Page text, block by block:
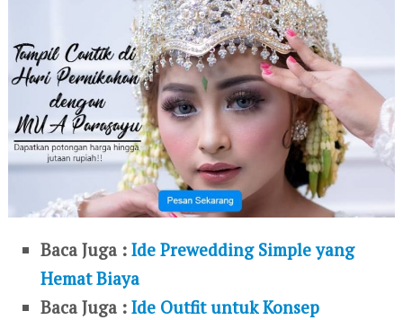
Baca Juga :Ide Prewedding Simple yang
Hemat Biaya
Baca Juga :Ide Outfit untuk Konsep